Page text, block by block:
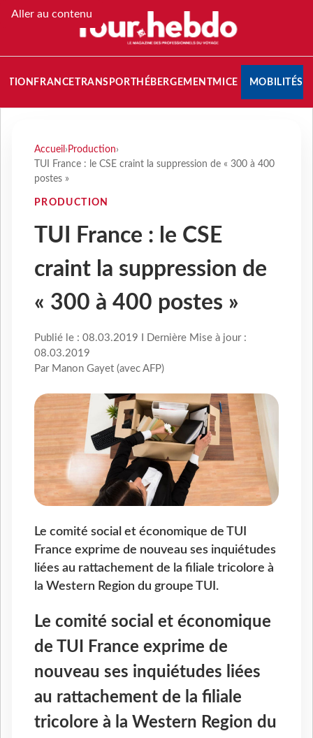
Aller au contenu
FRANCETRANSPORT HÉBERGEMENTMICE MOBILITÉS
Accueil › Production›
TUI France : le CSE craint la suppression de « 300 à 400
postes »
PRODUCTION
TUI France : le CSE
craint la suppression de
« 300 à 400 postes »
Publié le : 08.03.2019 I Dernière Mise à jour :
08.03.2019
Par Manon Gayet (avec AFP)
Le comité social et économique de TUI
France exprime de nouveau ses inquiétudes
liées au rattachement de la filiale tricolore à
la Western Region du groupe TUI.
Le comité social et économique
de TUI France exprime de
nouveau ses inquiétudes liées
au rattachement de la filiale
tricolore à la Western Region du